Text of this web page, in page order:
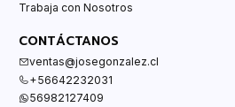
Trabaja con Nosotros
CONTÁCTANOS
ventas@josegonzalez.cl
+56642232031
56982127409